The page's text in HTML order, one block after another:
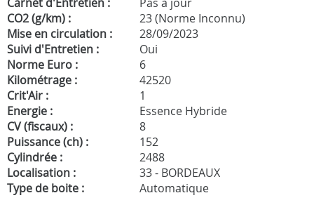
CO2 (g/km) :
23 (Norme Inconnu)
Mise en circulation :
28/09/2023
Suivi d'Entretien :
Oui
Norme Euro :
6
Kilométrage :
42520
Crit'Air :
1
Energie :
Essence Hybride
CV (fiscaux) :
8
Puissance (ch) :
152
Cylindrée :
2488
Localisation :
33 - BORDEAUX
Type de boite :
Automatique